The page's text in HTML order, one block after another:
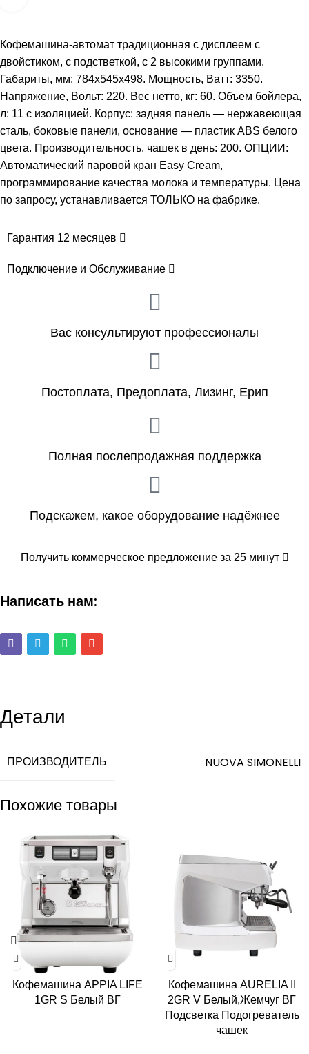
Кофемашина-автомат традиционная c дисплеем с
двойстиком, с подстветкой, с 2 высокими группами.
Габариты, мм: 784x545x498. Мощность, Ватт: 3350.
Напряжение, Вольт: 220. Вес нетто, кг: 60. Объем бойлера,
л: 11 с изоляцией. Корпус: задняя панель — нержавеющая
сталь, боковые панели, основание — пластик ABS белого
цвета. Производительность, чашек в день: 200. ОПЦИИ:
Автоматический паровой кран Easy Cream,
программирование качества молока и температуры. Цена
по запросу, устанавливается ТОЛЬКО на фабрике.
Гарантия 12 месяцев
Подключение и Обслуживание
Вас консультируют профессионалы
Постоплата, Предоплата, Лизинг, Ерип
Полная послепродажная поддержка
Подскажем, какое оборудование надёжнее
Получить коммерческое предложение за 25 минут
Написать нам:
Детали
ПРОИЗВОДИТЕЛЬ NUOVA SIMONELLI
Похожие товары
Кофемашина APPIA LIFE
1GR S Белый ВГ
Кофемашина AURELIA II
2GR V Белый,Жемчуг ВГ
Подсветка Подогреватель
чашек